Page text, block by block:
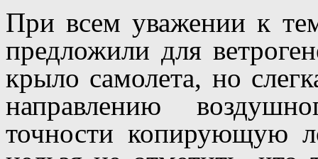
При всем уважении к
предложили для
крыло самолета, но
направлению
точности копирующую